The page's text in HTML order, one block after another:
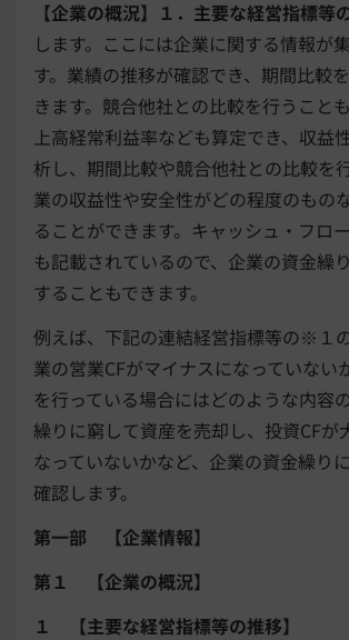
【企業の概況】１．主要な経営指標等
します。ここには企業に関する情報が
す。業績の推移が確認でき、期間比較
きます。競合他社との比較を行うこと
上高経常利益率なども算定でき、収益
析し、期間比較や競合他社との比較を
業の収益性や安全性がどの程度のもの
ることができます。キャッシュ・フロ
も記載されているので、企業の資金繰
することもできます。
例えば、下記の連結経営指標等の※１
業の営業CFがマイナスになっていない
を行っている場合にはどのような内容
繰りに窮して資産を売却し、投資CFが
なっていないかなど、企業の資金繰り
確認します。
第一部 【企業情報】
第１ 【企業の概況】
１ 【主要な経営指標等の推移】